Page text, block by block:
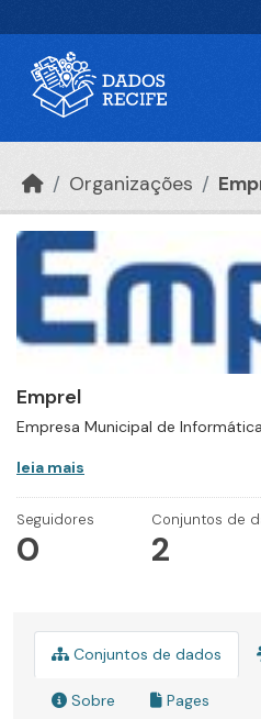
Organizações
Emprel
Empresa Municipal de Informática
leia mais
Seguidores
0
Conjuntos de
2
Conjuntos de dados
Sobre Pages